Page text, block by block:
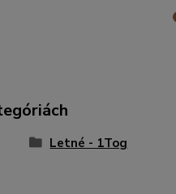
Letné - 1Tog